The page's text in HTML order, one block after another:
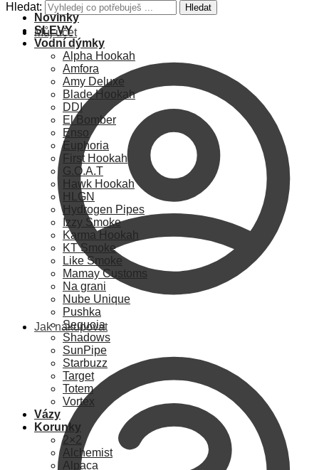
Hledat: Hledat
Můj účet
Jak nakupovat
Novinky
SLEVY
Vodní dýmky
Alpha Hookah
Amfora
Amy Deluxe
Blade Hookah
DDI
El Bomber
Enso
Euphoria
First Hookah
G.O.A.T
Hawk Hookah
HLGN
Hydrogen Pipes
Izzy Smoke
Karma Hookah
KT Smoke
Like Smoke
Mamay Customs
Na grani
Nube Unique
Pushka
Sequoia
Shadows
SunPipe
Starbuzz
Target
Totem
Vortex
Vázy
Korunky
2×2
Alchemist
Alpaca